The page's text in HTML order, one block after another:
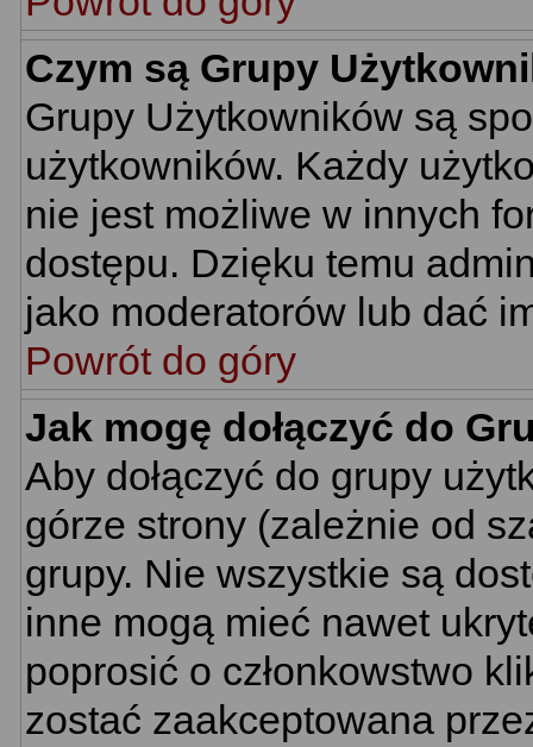
Czym są Grupy
Grupy Użytkowników są
użytkowników. Każdy
nie jest możliwe w innych
dostępu. Dzięku temu
jako moderatorów lub dać
Powrót do góry
Jak mogę dołączyć do
Aby dołączyć do grupy
górze strony (zależnie od
grupy. Nie wszystkie są
inne mogą mieć nawet
poprosić o członkowstwo
zostać zaakceptowana